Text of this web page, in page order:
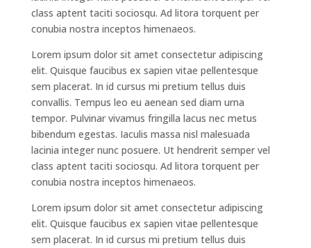
class aptent taciti sociosqu. Ad litora torquent per
conubia nostra inceptos himenaeos.
Lorem ipsum dolor sit amet consectetur adipiscing
elit. Quisque faucibus ex sapien vitae pellentesque
sem placerat. In id cursus mi pretium tellus duis
convallis. Tempus leo eu aenean sed diam urna
tempor. Pulvinar vivamus fringilla lacus nec metus
bibendum egestas. Iaculis massa nisl malesuada
lacinia integer nunc posuere. Ut hendrerit semper vel
class aptent taciti sociosqu. Ad litora torquent per
conubia nostra inceptos himenaeos.
Lorem ipsum dolor sit amet consectetur adipiscing
elit. Quisque faucibus ex sapien vitae pellentesque
sem placerat. In id cursus mi pretium tellus duis